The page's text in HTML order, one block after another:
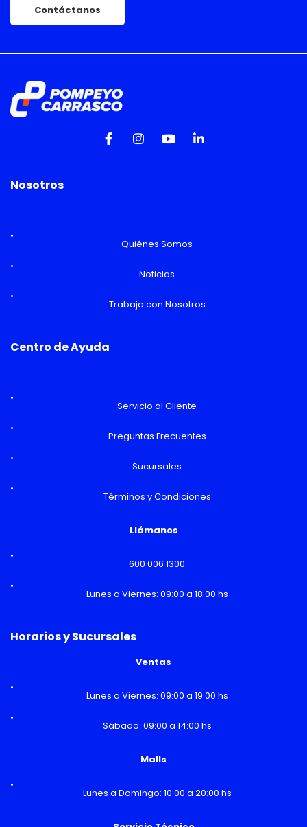
Contáctanos
Nosotros
Quiénes Somos
Noticias
Trabaja con Nosotros
Centro de Ayuda
Servicio al Cliente
Preguntas Frecuentes
Sucursales
Términos y Condiciones
Llámanos
600 006 1300
Lunes a Viernes: 09:00 a 18:00 hs
Horarios y Sucursales
Ventas
Lunes a Viernes: 09:00 a 19:00 hs
Sábado: 09:00 a 14:00 hs
Malls
Lunes a Domingo: 10:00 a 20:00 hs